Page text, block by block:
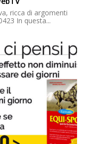
ricca di argomenti
interessanti https://vimeo.com/1208470423 In questa...